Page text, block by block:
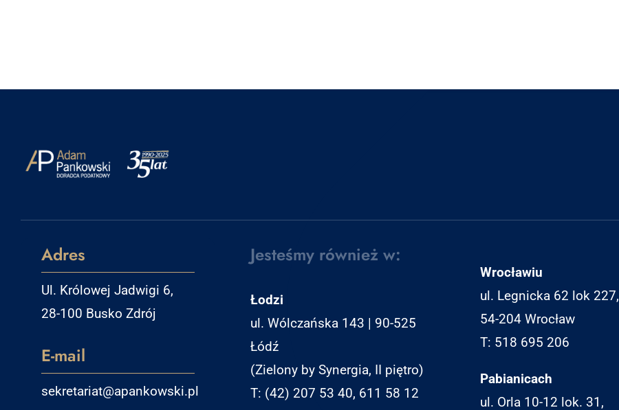
Adres
Ul. Królowej Jadwigi 6,
28-100 Busko Zdrój
E-mail
sekretariat@apankowski.pl
Jesteśmy również w:
Łodzi
ul. Wólczańska 143 | 90-525
Łódź
(Zielony by Synergia, II piętro)
T: (42) 207 53 40, 611 58 12
Wrocławiu
ul. Legnicka 62 lok 227,
54-204 Wrocław
T: 518 695 206
Pabianicach
ul. Orla 10-12 lok. 31,